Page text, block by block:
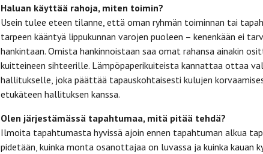
Haluan käyttää rahoja, miten toimin?
Usein tulee eteen tilanne, että oman ryhmän toiminnan tai
tarpeen kääntyä lippukunnan varojen puoleen – kenenkään ei
hankintaan. Omista hankinnoistaan saa omat rahansa ainakin
kuitteineen sihteerille. Lämpöpaperikuiteista kannattaa ottaa
hallitukselle, joka päättää tapauskohtaisesti kulujen
etukäteen hallituksen kanssa.
Olen järjestämässä tapahtumaa, mitä pitää tehdä?
Ilmoita tapahtumasta hyvissä ajoin ennen tapahtuman alkua
pidetään, kuinka monta osanottajaa on luvassa ja kuinka